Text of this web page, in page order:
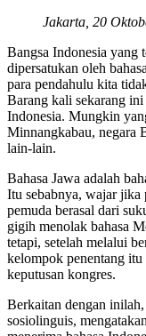
Jakarta, 20
Bangsa Indonesia yang
dipersatukan oleh
para pendahulu kita
Barang kali sekarang
Indonesia. Mungkin
Minnangkabau, negara
lain-lain.
Bahasa Jawa adalah
Itu sebabnya, wajar jika
pemuda berasal dari
gigih menolak bahasa
tetapi, setelah melalui
kelompok penentang
keputusan kongres.
Berkaitan dengan
sosiolinguis,